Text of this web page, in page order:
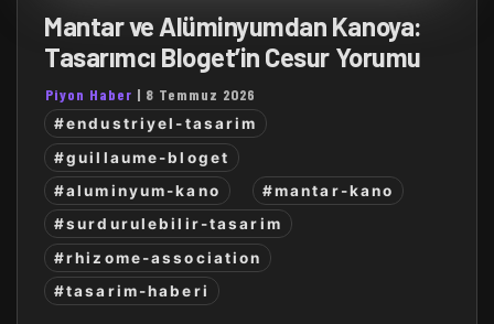
Mantar ve Alüminyumdan Kanoya:
Tasarımcı Bloget’in Cesur Yorumu
Piyon Haber | 8 Temmuz 2026
#endustriyel-tasarim
#guillaume-bloget
#aluminyum-kano
#mantar-kano
#surdurulebilir-tasarim
#rhizome-association
#tasarim-haberi